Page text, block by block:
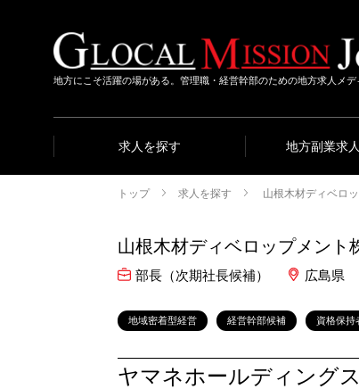
地方にこそ活躍の場がある。管理職・経営幹部のための地方求人メデ
求人を探す 地方副業求
トップ 求人を探す 山根木材ディベロ
山根木材ディベロップメント
部長（次期社長候補） 広島県
地域密着型経営 経営幹部候補 資格保持
ヤマネホールディング